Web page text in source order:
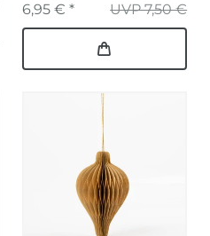
UVP 7,50 €
6,95 € *